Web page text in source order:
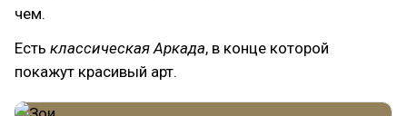
чем.
Есть классическая Аркада, в конце которой
покажут красивый арт.